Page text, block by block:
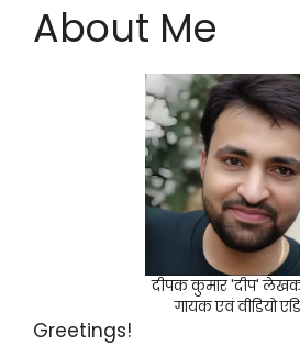
About Me
दीपक कुमार 'दीप'
गायक एवं वीडियो
Greetings!